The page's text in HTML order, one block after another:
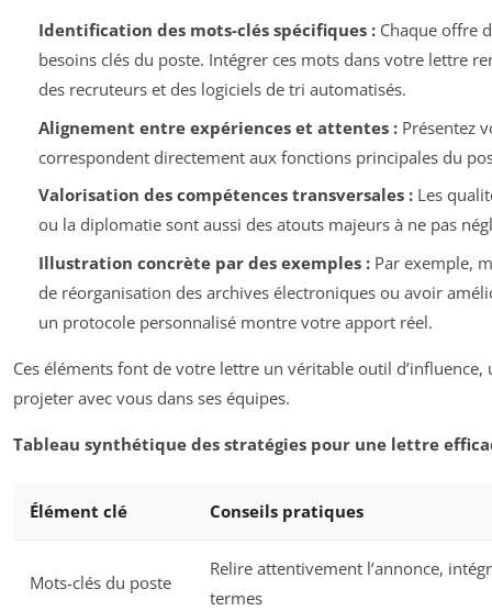
Identification des mots-clés spécifiques :Chaque offre
besoins clés du poste. Intégrer ces mots dans votre lettre
des recruteurs et des logiciels de tri automatisés.
Alignement entre expériences et attentes :Présentez
correspondent directement aux fonctions principales du
Valorisation des compétences transversales :Les
ou la diplomatie sont aussi des atouts majeurs à ne pas
Illustration concrète par des exemples :Par exemple,
de réorganisation des archives électroniques ou avoir
un protocole personnalisé montre votre apport réel.
Ces éléments font de votre lettre un véritable outil
projeter avec vous dans ses équipes.
Tableau synthétique des stratégies pour une lettre
Élément clé Conseils pratiques
Mots-clés du poste
Relire attentivement l’annonce,
termes